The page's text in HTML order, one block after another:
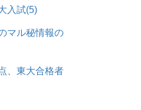
入試(5)
マル秘情報の
、東大合格者